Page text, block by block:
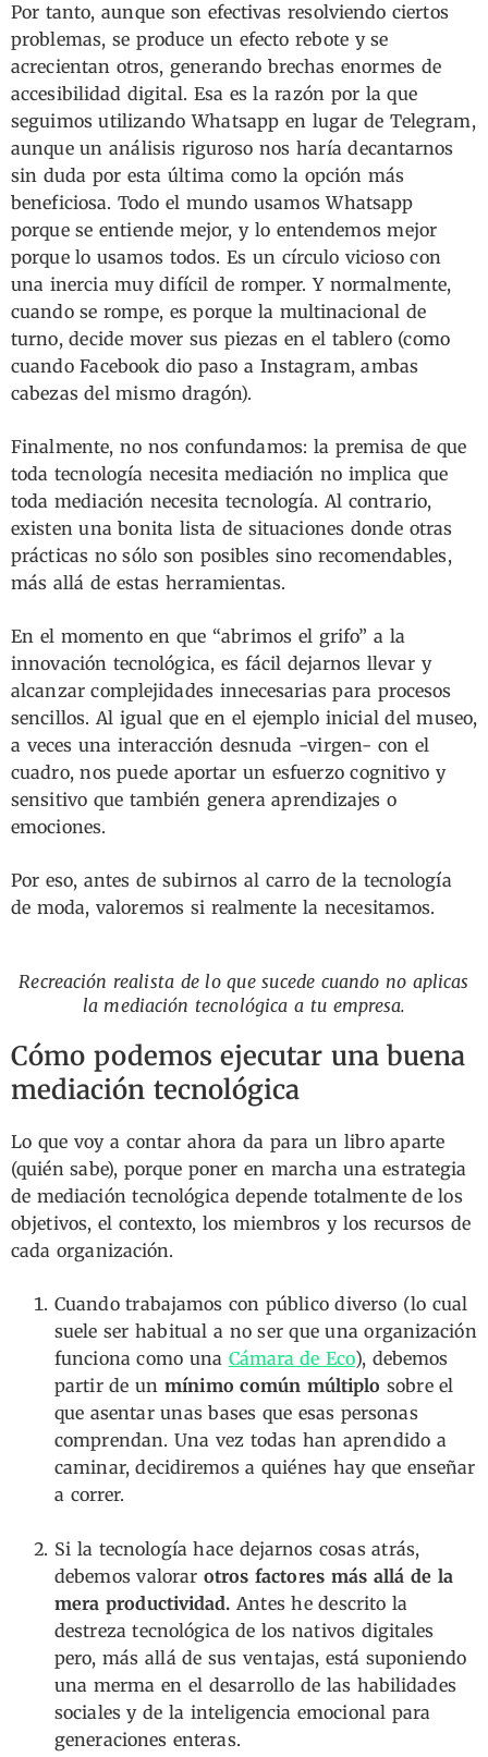
Por tanto, aunque son efectivas resolviendo ciertos
problemas, se produce un efecto rebote y se
acrecientan otros, generando brechas enormes de
accesibilidad digital. Esa es la razón por la que
seguimos utilizando Whatsapp en lugar de Telegram,
aunque un análisis riguroso nos haría decantarnos
sin duda por esta última como la opción más
beneficiosa. Todo el mundo usamos Whatsapp
porque se entiende mejor, y lo entendemos mejor
porque lo usamos todos. Es un círculo vicioso con
una inercia muy difícil de romper. Y normalmente,
cuando se rompe, es porque la multinacional de
turno, decide mover sus piezas en el tablero (como
cuando Facebook dio paso a Instagram, ambas
cabezas del mismo dragón).
Finalmente, no nos confundamos: la premisa de que
toda tecnología necesita mediación no implica que
toda mediación necesita tecnología. Al contrario,
existen una bonita lista de situaciones donde otras
prácticas no sólo son posibles sino recomendables,
más allá de estas herramientas.
En el momento en que “abrimos el grifo” a la
innovación tecnológica, es fácil dejarnos llevar y
alcanzar complejidades innecesarias para procesos
sencillos. Al igual que en el ejemplo inicial del museo,
a veces una interacción desnuda -virgen- con el
cuadro, nos puede aportar un esfuerzo cognitivo y
sensitivo que también genera aprendizajes o
emociones.
Por eso, antes de subirnos al carro de la tecnología
de moda, valoremos si realmente la necesitamos.
Recreación realista de lo que sucede cuando no aplicas
la mediación tecnológica a tu empresa.
Cómo podemos ejecutar una buena
mediación tecnológica
Lo que voy a contar ahora da para un libro aparte
(quién sabe), porque poner en marcha una estrategia
de mediación tecnológica depende totalmente de los
objetivos, el contexto, los miembros y los recursos de
cada organización.
Cuando trabajamos con público diverso (lo cual
suele ser habitual a no ser que una organización
funciona como una Cámara de Eco), debemos
partir de unmínimo común múltiplo sobre el
que asentar unas bases que esas personas
comprendan. Una vez todas han aprendido a
caminar, decidiremos a quiénes hay que enseñar
a correr.
Si la tecnología hace dejarnos cosas atrás,
debemos valorar otros factores más allá de la
mera productividad. Antes he descrito la
destreza tecnológica de los nativos digitales
pero, más allá de sus ventajas, está suponiendo
una merma en el desarrollo de las habilidades
sociales y de la inteligencia emocional para
generaciones enteras.